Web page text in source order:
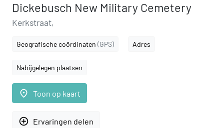
Dickebusch New Military Cemetery
Kerkstraat,
Geografische coördinaten (GPS) Adres
Nabijgelegen plaatsen
place Toon op kaart
add_circle_outline Ervaringen delen